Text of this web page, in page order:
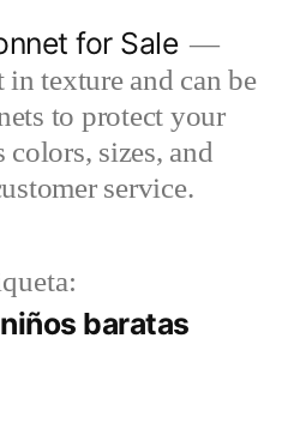
for Sale
texture and can be
to protect your
sizes, and
service.
baratas